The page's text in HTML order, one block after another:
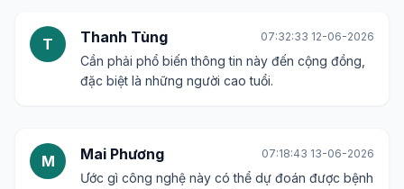
T Thanh Tùng 07:32:33 12-06-2026
Cần phải phổ biến thông tin này đến cộng đồng,
đặc biệt là những người cao tuổi.
M Mai Phương 07:18:43 13-06-2026
Ước gì công nghệ này có thể dự đoán được bệnh